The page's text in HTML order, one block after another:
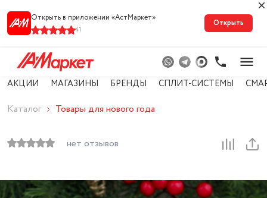
Открыть в приложении «АстМарке‪т‬»
41
Открыть
АКЦИИ МАГАЗИНЫ БРЕНДЫ СПЛИТ-СИСТЕМЫ
Каталог Товары для нового года
нет отзывов